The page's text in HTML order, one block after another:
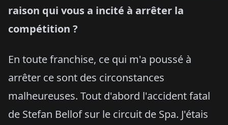
raison qui vous a incité à arrêter la
compétition ?
En toute franchise, ce qui m'a poussé à
arrêter ce sont des circonstances
malheureuses. Tout d'abord l'accident fatal
de Stefan Bellof sur le circuit de Spa. J'étais